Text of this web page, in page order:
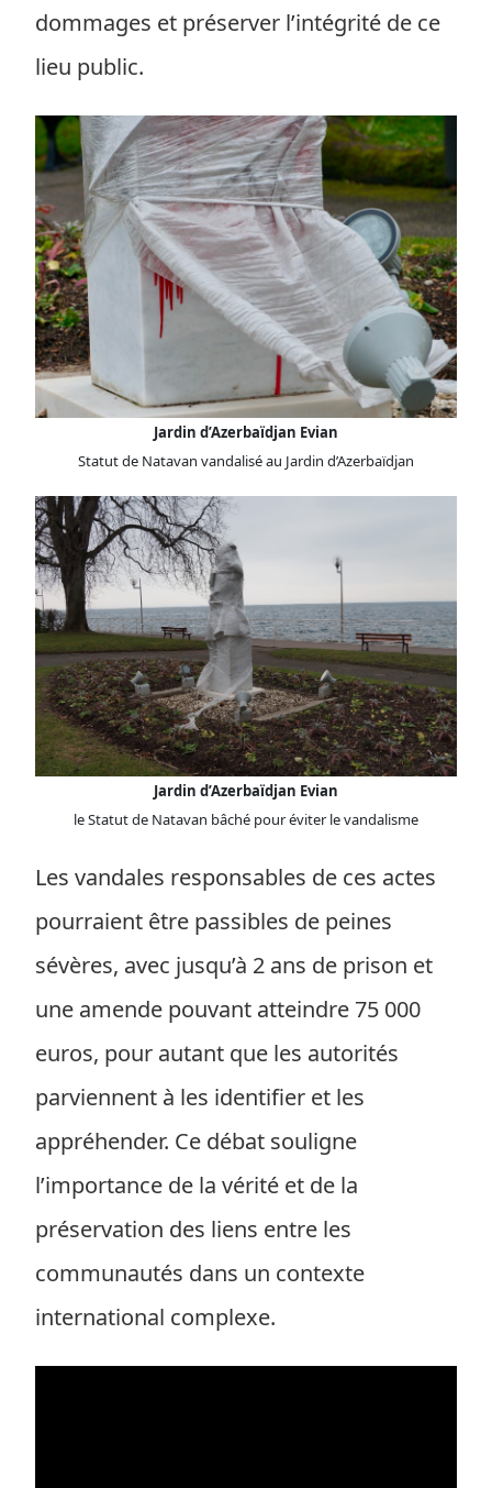
dommages et préserver l’intégrité de ce
lieu public.
Jardin d’Azerbaïdjan Evian
Statut de Natavan vandalisé au Jardin d’Azerbaïdjan
Jardin d’Azerbaïdjan Evian
le Statut de Natavan bâché pour éviter le vandalisme
Les vandales responsables de ces actes
pourraient être passibles de peines
sévères, avec jusqu’à 2 ans de prison et
une amende pouvant atteindre 75 000
euros, pour autant que les autorités
parviennent à les identifier et les
appréhender. Ce débat souligne
l’importance de la vérité et de la
préservation des liens entre les
communautés dans un contexte
international complexe.